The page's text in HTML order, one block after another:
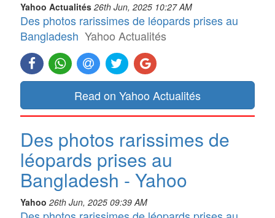
Yahoo Actualités 26th Jun, 2025 10:27 AM
Des photos rarissimes de léopards prises au
Bangladesh Yahoo Actualités
Read on Yahoo Actualités
Des photos rarissimes de
léopards prises au
Bangladesh - Yahoo
Yahoo 26th Jun, 2025 09:39 AM